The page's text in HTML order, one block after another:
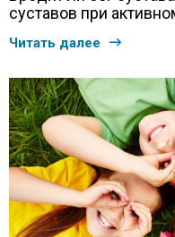
суставов при
Читать далее